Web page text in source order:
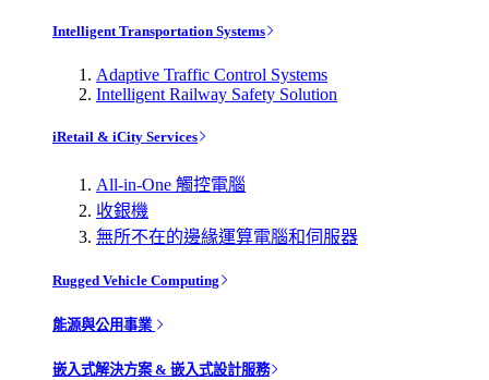
Intelligent Transportation Systems
Adaptive Traffic Control Systems
Intelligent Railway Safety Solution
iRetail & iCity Services
All-in-One 觸控電腦
收銀機
無所不在的邊緣運算電腦和伺服器
Rugged Vehicle Computing
能源與公用事業
嵌入式解決方案 & 嵌入式設計服務